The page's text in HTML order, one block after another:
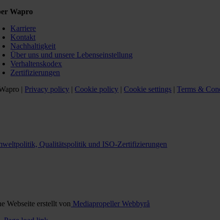
Wapro
Karriere
Kontakt
Nachhaltigkeit
Über uns und unsere Lebenseinstellung
Verhaltenskodex
Zertifizierungen
| Privacy policy | Cookie policy | Cookie settings |Terms &
Qualitätspolitik und ISO-Zertifizierungen
Webseite erstellt von Mediapropeller Webbyrå